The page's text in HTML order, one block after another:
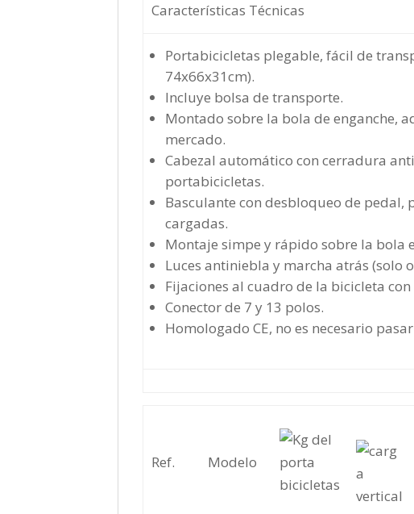
Características Técnicas
Portabicicletas plegable, fácil de
74x66x31cm).
Incluye bolsa de transporte.
Montado sobre la bola de enganche,
mercado.
Cabezal automático con cerradura
portabicicletas.
Basculante con desbloqueo de pedal,
cargadas.
Montaje simpe y rápido sobre la bola
Luces antiniebla y marcha atrás (solo
Fijaciones al cuadro de la bicicleta
Conector de 7 y 13 polos.
Homologado CE, no es necesario
Ref. Modelo